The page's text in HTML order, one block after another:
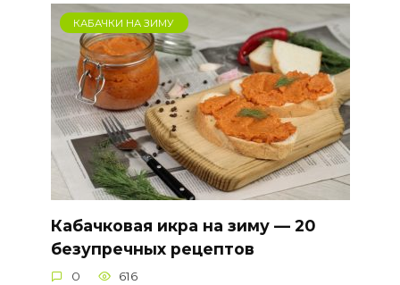
КАБАЧКИ НА ЗИМУ
Кабачковая икра на зиму — 20
безупречных рецептов
0 616